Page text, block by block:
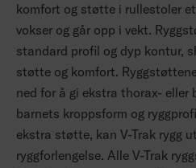
komfort og støtte i rullestoler
vokser og går opp i vekt.
standard profil og dyp kontur,
støtte og komfort.
ned for å gi ekstra thorax- eller
barnets kroppsform og
ekstra støtte, kan V-Trak rygg
ryggforlengelse. Alle V-Trak